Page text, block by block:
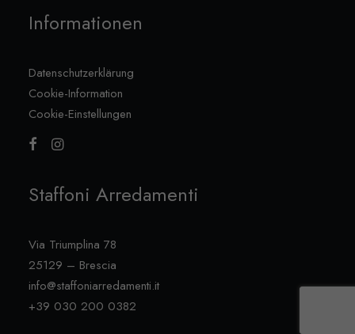
Informationen
Datenschutzerklärung
Cookie-Information
Cookie-Einstellungen
Staffoni Arredamenti
Via Triumplina 78
25129 – Brescia
info@staffoniarredamenti.it
+39 030 200 0382